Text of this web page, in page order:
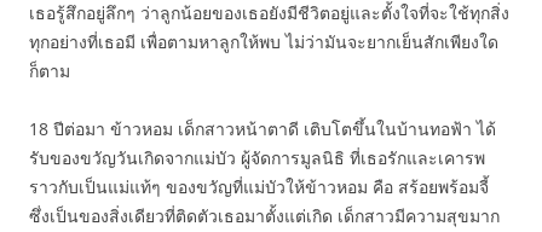
เธอรู้สึกอยู่ลึกๆ ว่าลูกน้อยของเธอยังมีชีวิตอยู่และตั้งใจที่จะใช้ทุกสิ่ง
ทุกอย่างที่เธอมี เพื่อตามหาลูกให้พบ ไม่ว่ามันจะยากเย็นสักเพียงใด
ก็ตาม
18 ปีต่อมา ข้าวหอม เด็กสาวหน้าตาดี เติบโตขึ้นในบ้านทอฟ้า ได้
รับของขวัญวันเกิดจากแม่บัว ผู้จัดการมูลนิธิ ที่เธอรักและเคารพ
ราวกับเป็นแม่แท้ๆ ของขวัญที่แม่บัวให้ข้าวหอม คือ สร้อยพร้อมจี้
ซึ่งเป็นของสิ่งเดียวที่ติดตัวเธอมาตั้งแต่เกิด เด็กสาวมีความสุขมาก